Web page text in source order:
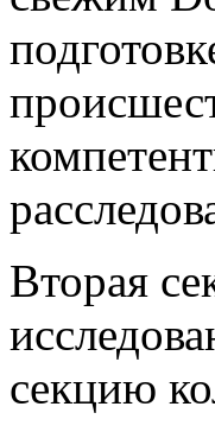
Вторая
секцию